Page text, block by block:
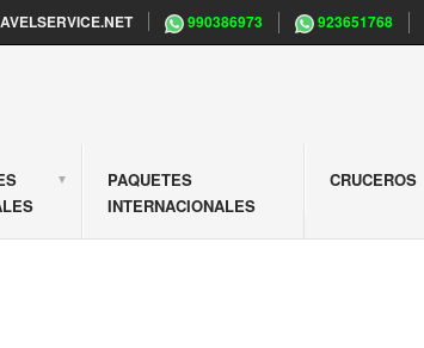
990386973 923651768
PAQUETES
INTERNACIONALES
CRUCEROS